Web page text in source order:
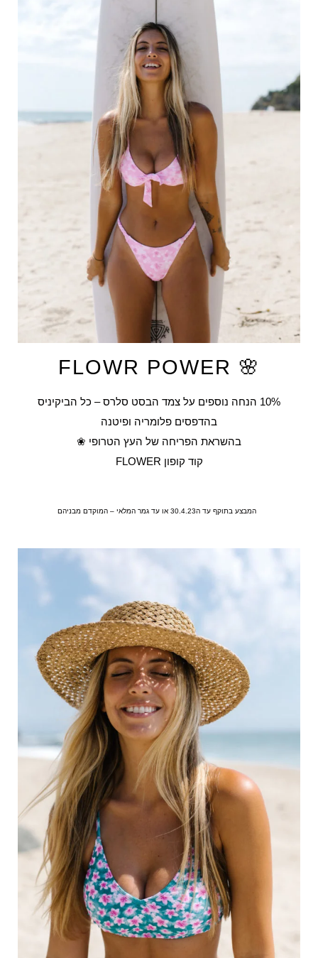
🌸 FLOWR POWER
10% הנחה נוספים על צמד הבסט סלרס – כל הביקיניס
בהדפסים פלומריה ופיטנה
בהשראת הפריחה של העץ הטרופי ❀
קוד קופון FLOWER
המבצע בתוקף עד ה30.4.23 או עד גמר המלאי – המוקדם מבניהם